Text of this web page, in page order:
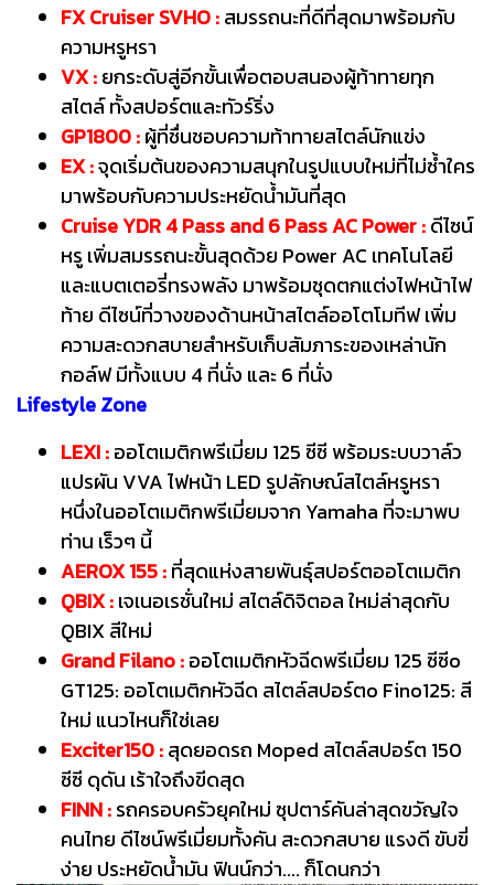
FX Cruiser SVHO :สมรรถนะที่ดีที่สุดมาพร้อมกับ
ความหรูหรา
VX :ยกระดับสู่อีกขั้นเพื่อตอบสนองผู้ท้าทายทุก
สไตล์ ทั้งสปอร์ตและทัวร์ริ่ง
GP1800 :ผู้ที่ชื่นชอบความท้าทายสไตล์นักแข่ง
EX :จุดเริ่มต้นของความสนุกในรูปแบบใหม่ที่ไม่ซ้ำใคร
มาพร้อบกับความประหยัดน้ำมันที่สุด
Cruise YDR 4 Pass and 6 Pass AC Power :ดีไซน์
หรู เพิ่มสมรรถนะขั้นสุดด้วย Power AC เทคโนโลยี
และแบตเตอรี่ทรงพลัง มาพร้อมชุดตกแต่งไฟหน้าไฟ
ท้าย ดีไซน์ที่วางของด้านหน้าสไตล์ออโตโมทีฟ เพิ่ม
ความสะดวกสบายสำหรับเก็บสัมภาระของเหล่านัก
กอล์ฟ มีทั้งแบบ 4 ที่นั่ง และ 6 ที่นั่ง
Lifestyle Zone
LEXI :ออโตเมติกพรีเมี่ยม 125 ซีซี พร้อมระบบวาล์ว
แปรผัน VVA ไฟหน้า LED รูปลักษณ์สไตล์หรูหรา
หนึ่งในออโตเมติกพรีเมี่ยมจาก Yamaha ที่จะมาพบ
ท่าน เร็วๆ นี้
AEROX 155 :ที่สุดแห่งสายพันธุ์สปอร์ตออโตเมติก
QBIX :เจเนอเรชั่นใหม่ สไตล์ดิจิตอล ใหม่ล่าสุดกับ
QBIX สีใหม่
Grand Filano :ออโตเมติกหัวฉีดพรีเมี่ยม 125 ซีซีo
GT125: ออโตเมติกหัวฉีด สไตล์สปอร์ตo Fino125: สี
ใหม่ แนวไหนก็ใช่เลย
Exciter150 :สุดยอดรถ Moped สไตล์สปอร์ต 150
ซีซี ดุดัน เร้าใจถึงขีดสุด
FINN :รถครอบครัวยุคใหม่ ซุปตาร์คันล่าสุดขวัญใจ
คนไทย ดีไซน์พรีเมี่ยมทั้งคัน สะดวกสบาย แรงดี ขับขี่
ง่าย ประหยัดน้ำมัน ฟินน์กว่า.... ก็โดนกว่า